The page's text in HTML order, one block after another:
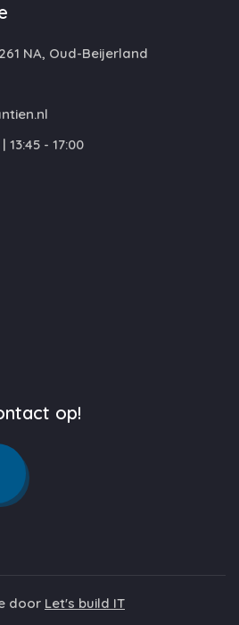
NA, Oud-Beijerland
13:45 - 17:00
op!
door Let's build IT